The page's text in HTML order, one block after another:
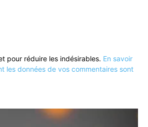
pour réduire les indésirables. En savoir
les données de vos commentaires sont